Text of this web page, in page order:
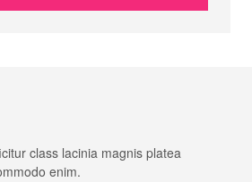
class lacinia magnis platea
enim.